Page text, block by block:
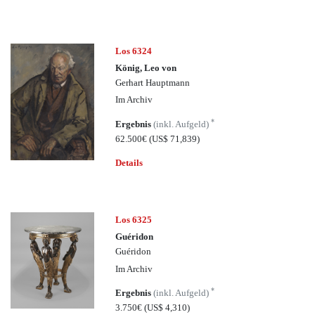
Los 6324
König, Leo von
Gerhart Hauptmann
Im Archiv
Ergebnis(inkl. Aufgeld)*
62.500€(US$ 71,839)
Details
Los 6325
Guéridon
Guéridon
Im Archiv
Ergebnis(inkl. Aufgeld)*
3.750€(US$ 4,310)